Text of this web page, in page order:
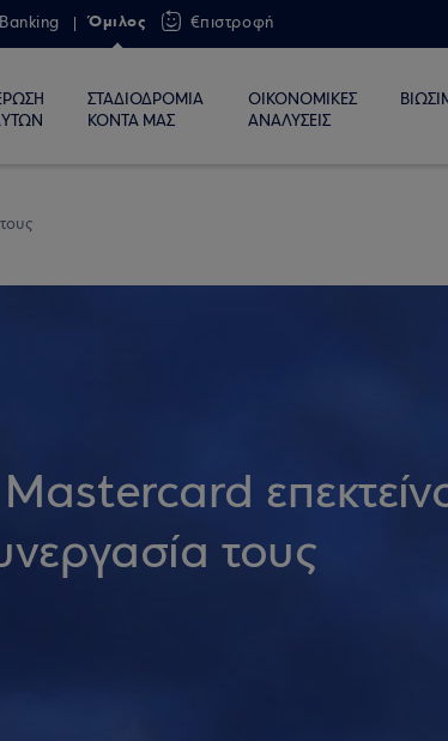
Όμιλος €πιστροφή
ΣΤΑΔΙΟΔΡΟΜΙΑ
ΚΟΝΤΑ ΜΑΣ
ΟΙΚΟΝΟΜΙΚΕΣ
ΑΝΑΛΥΣΕΙΣ
τους